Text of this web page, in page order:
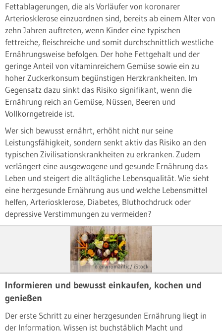
Fettablagerungen, die als Vorläufer von koronarer
Arteriosklerose einzuordnen sind, bereits ab einem Alter von
zehn Jahren auftreten, wenn Kinder eine typischen
fettreiche, fleischreiche und somit durchschnittlich westliche
Ernährungsweise befolgen. Der hohe Fettgehalt und der
geringe Anteil von vitaminreichem Gemüse sowie ein zu
hoher Zuckerkonsum begünstigen Herzkrankheiten. Im
Gegensatz dazu sinkt das Risiko signifikant, wenn die
Ernährung reich an Gemüse, Nüssen, Beeren und
Vollkorngetreide ist.
Wer sich bewusst ernährt, erhöht nicht nur seine
Leistungsfähigkeit, sondern senkt aktiv das Risiko an den
typischen Zivilisationskrankheiten zu erkranken. Zudem
verlängert eine ausgewogene und gesunde Ernährung das
Leben und steigert die alltägliche Lebensqualität. Wie sieht
eine herzgesunde Ernährung aus und welche Lebensmittel
helfen, Arteriosklerose, Diabetes, Bluthochdruck oder
depressive Verstimmungen zu vermeiden?
© enviromantic/ iStock
Informieren und bewusst einkaufen, kochen und
genießen
Der erste Schritt zu einer herzgesunden Ernährung liegt in
der Information. Wissen ist buchstäblich Macht und